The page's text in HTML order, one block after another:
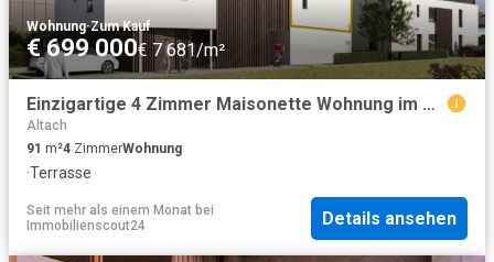
Wohnung·Zum Kauf
€ 699 000€ 7 681/m²
Einzigartige 4 Zimmer Maisonette Wohnung im Dachgeschoss Top A2
Altach
91 m²4 ZimmerWohnung
·Terrasse
Seit mehr als einem Monat bei
Immobilienscout24
Details ansehen